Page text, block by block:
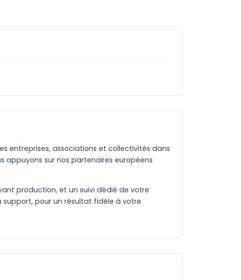
entreprises, associations et collectivités dans
appuyons sur nos partenaires européens
production, et un suivi dédié de votre
pour un résultat fidèle à votre